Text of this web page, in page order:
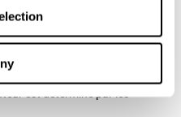
exercices à l'utilisateur. Ces
les niveaux cognitifs de